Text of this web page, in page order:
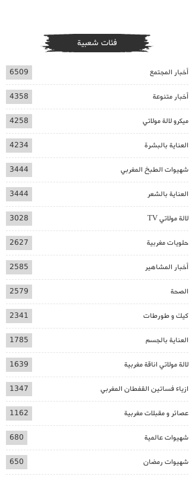
فئات شعبية
أخبار المجتمع 6509
أخبار متنوعة 4358
ميكرو لالة مولاتي 4258
العناية بالبشرة 4234
شهيوات الطبخ المغربي 3444
العناية بالشعر 3444
لالة مولاتي TV 3028
حلويات مغربية 2627
أخبار المشاهير 2585
الصحة 2579
كيك و طورطات 2341
العناية بالجسم 1785
لالة مولاتي اناقة مغربية 1639
ازياء فساتين القفطان المغربي 1347
عصائر و مقبلات مغربية 1162
شهيوات عالمية 680
شهيوات رمضان 650